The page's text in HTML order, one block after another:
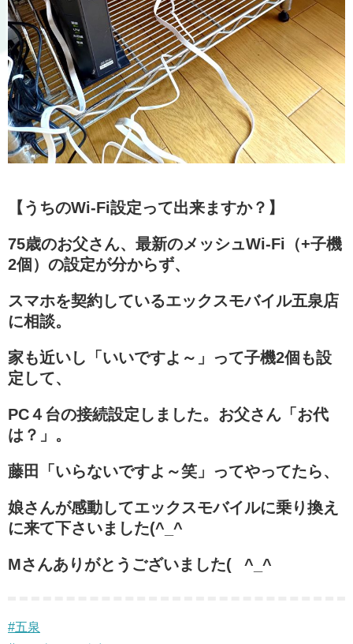
【うちのWi-Fi設定って出来ますか？】
75歳のお父さん、最新のメッシュWi-Fi（+子機
2個）の設定が分からず、
スマホを契約しているエックスモバイル五泉店
に相談。
家も近いし「いいですよ～」って子機2個も設
定して、
PC４台の接続設定しました。お父さん「お代
は？」。
藤田「いらないですよ～笑」ってやってたら、
娘さんが感動してエックスモバイルに乗り換え
に来て下さいました(^_^
Mさんありがとうございました( ^_^
#五泉